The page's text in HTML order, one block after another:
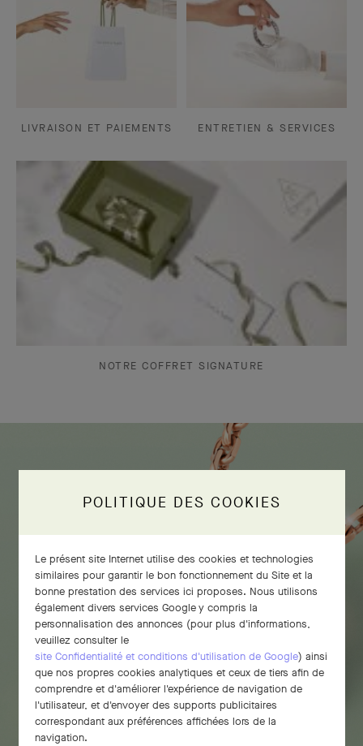
LIVRAISON ET PAIEMENTS ENTRETIEN & SERVICES
NOTRE COFFRET SIGNATURE
POLITIQUE DES COOKIES
Le présent site Internet utilise des cookies et technologies
similaires pour garantir le bon fonctionnement du Site et la
bonne prestation des services ici proposes. Nous utilisons
également divers services Google y compris la
personnalisation des annonces (pour plus d'informations,
veuillez consulter le
site Confidentialité et conditions d'utilisation de Google) ainsi
que nos propres cookies analytiques et ceux de tiers afin de
comprendre et d'améliorer l'expérience de navigation de
l'utilisateur, et d'envoyer des supports publicitaires
correspondant aux préférences affichées lors de la
navigation.